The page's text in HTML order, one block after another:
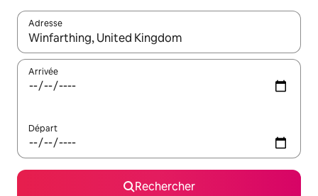
Adresse
Lorsque les résultats s'affichent, utilisez les flèches vers le
Arrivée
Départ
Rechercher